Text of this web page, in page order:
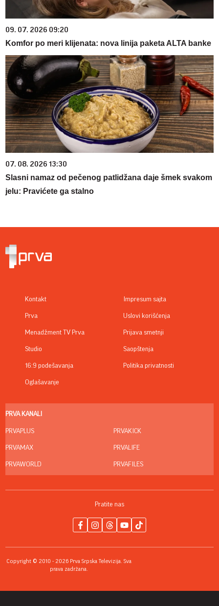
09. 07. 2026 09:20
Komfor po meri klijenata: nova linija paketa ALTA banke
07. 08. 2026 13:30
Slasni namaz od pečenog patlidžana daje šmek svakom
jelu: Pravićete ga stalno
Kontakt
Prva
Menadžment TV Prva
Studio
16:9 podešavanja
Oglašavanje
Impresum sajta
Uslovi korišćenja
Prijava smetnji
Saopštenja
Politika privatnosti
PRVA KANALI
PRVAPLUS
PRVAMAX
PRVAWORLD
PRVAKICK
PRVALIFE
PRVAFILES
Pratite nas
Copyright © 2010 - 2026 Prva Srpska Televizija. Sva
prava zadržana.